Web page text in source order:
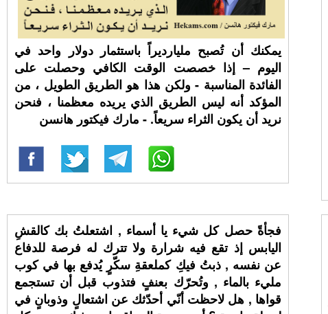
يمكنك أن تُصبح مليارديراً باستثمار دولار واحد في
اليوم – إذا خصصت الوقت الكافي وحصلت على
الفائدة المناسبة - ولكن هذا هو الطريق الطويل ، من
المؤكد أنه ليس الطريق الذي يريده معظمنا ، فنحن
نريد أن يكون الثراء سريعاً. - مارك فيكتور هانسن
فجأةً حصل كل شيء يا أسماء , اشتعلتُ بك كالقشِ
اليابس إذ تقع فيه شرارة ولا تترك له فرصة للدفاع
عن نفسه , ذبتُ فيكِ كملعقةِ سكّرٍ يُدفع بها في كوب
مليء بالماء , وتُحرّك بعنفٍ فتذوب قبل أن تستجمع
قواها , هل لاحظت أنّي أحدّثك عن اشتعالٍ وذوبانٍ في